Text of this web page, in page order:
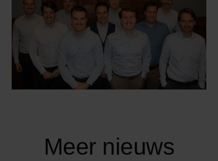
Meer nieuws